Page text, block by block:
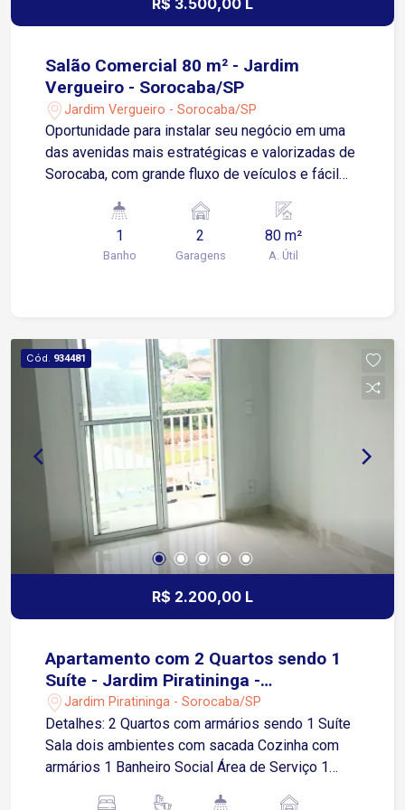
R$ 3.500,00 L
Salão Comercial 80 m² - Jardim
Vergueiro - Sorocaba/SP
Jardim Vergueiro - Sorocaba/SP
Oportunidade para instalar seu negócio em uma
das avenidas mais estratégicas e valorizadas de
Sorocaba, com grande fluxo de veículos e fácil
comercial com 80 m², ideal para escritórios,
clínicas, estética, lojas, consultórios e diversos
segmentos comerciais. Diferenciais do imóvel:
agregando sofisticação ao ambiente 1 escritório
reservado 1 cozinha 1 banheiro 1 edícula, ideal
para apoio operacional ou estoque Garagem para
2 veículos Localização: Em uma região
consolidada, com forte vocação comercial e fácil
mobilidade: 4 minutos do Centro de Sorocaba 5
minutos do Shopping Pátio Cianê 5 minutos da
Rodoviária de Sorocaba 7 minutos da Av. Afonso
Vergueiro 8 minutos da Av. Washington Luiz
Próximo a bancos, restaurantes, clínicas,
cartórios, farmácias, escolas, comércios variados
e ampla rede de serviços. Excelente opção para
quem busca visibilidade, praticidade e
comercial. Entre em contato e agende uma visita!
1
Banho
2
Garagens
80 m²
A. Útil
Cód. 934481
R$ 2.200,00 L
Apartamento com 2 Quartos sendo 1
Suíte - Jardim Piratininga -
Sorocaba/SP
Jardim Piratininga - Sorocaba/SP
Detalhes: 2 Quartos com armários sendo 1 Suíte
Sala dois ambientes com sacada Cozinha com
armários 1 Banheiro Social Área de Serviço 1